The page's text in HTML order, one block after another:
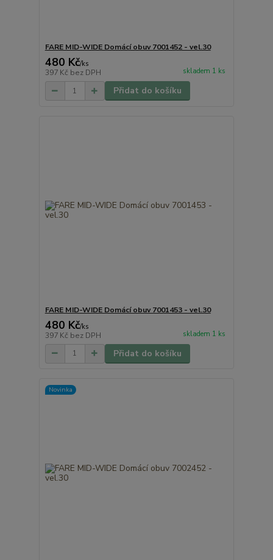
FARE MID-WIDE Domácí obuv 7001452 - vel.30
480 Kč/ks
397 Kč bez DPH skladem 1 ks
Přidat do košíku
FARE MID-WIDE Domácí obuv 7001453 - vel.30
480 Kč/ks
397 Kč bez DPH skladem 1 ks
Přidat do košíku
Novinka